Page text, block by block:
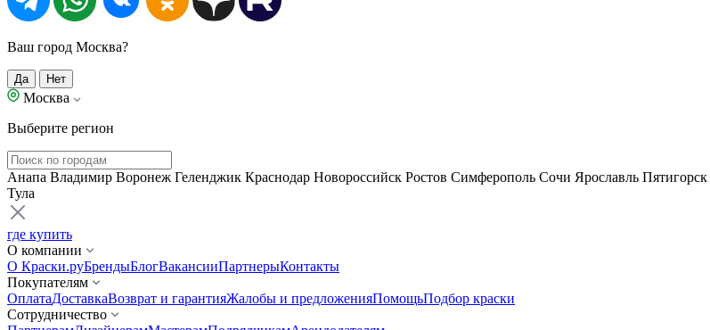
Ваш город Москва?
Да Нет
Москва
Выберите регион
Анапа Владимир Воронеж Геленджик Краснодар Новороссийск Ростов Симферополь Сочи Ярославль Пятигорск
Тула
где купить
О компании
О Краски.руБрендыБлогВакансииПартнерыКонтакты
Покупателям
ОплатаДоставкаВозврат и гарантияЖалобы и предложенияПомощьПодбор краски
Сотрудничество